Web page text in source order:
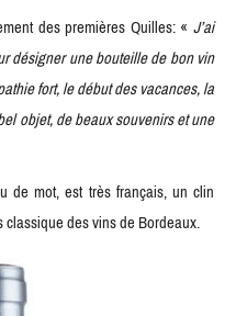
des premières Quilles: « J’ai
désigner une bouteille de bon vin
fort, le début des vacances, la
objet, de beaux souvenirs et une
de mot, est très français, un clin
des vins de Bordeaux.